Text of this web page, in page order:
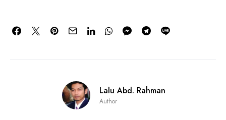
Lalu Abd. Rahman
Author